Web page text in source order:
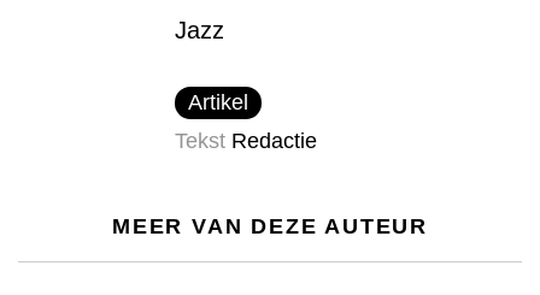
Jazz
Artikel
Tekst Redactie
MEER VAN DEZE AUTEUR